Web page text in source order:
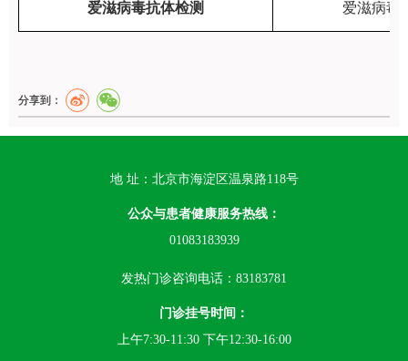
爱滋病毒抗体检测 爱滋病毒
分享到：
地 址：北京市海淀区温泉路118号
公众与患者健康服务热线：
01083183939
发热门诊咨询电话：83183781
门诊挂号时间：
上午7:30-11:30 下午12:30-16:00